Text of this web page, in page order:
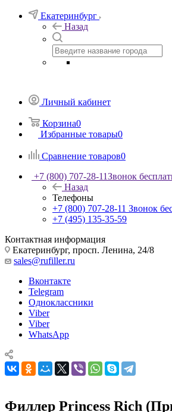
Екатеринбург
Назад
Личный кабинет
Корзина0
Избранные товары0
Сравнение товаров0
+7 (800) 707-28-11Звонок
Назад
Телефоны
+7 (800) 707-28-11 Звонок
+7 (495) 135-35-59
Контактная информация
Екатеринбург, просп. Ленина, 24/8
sales@rufiller.ru
Вконтакте
Telegram
Одноклассники
Viber
Viber
WhatsApp
Филлер Princess Rich